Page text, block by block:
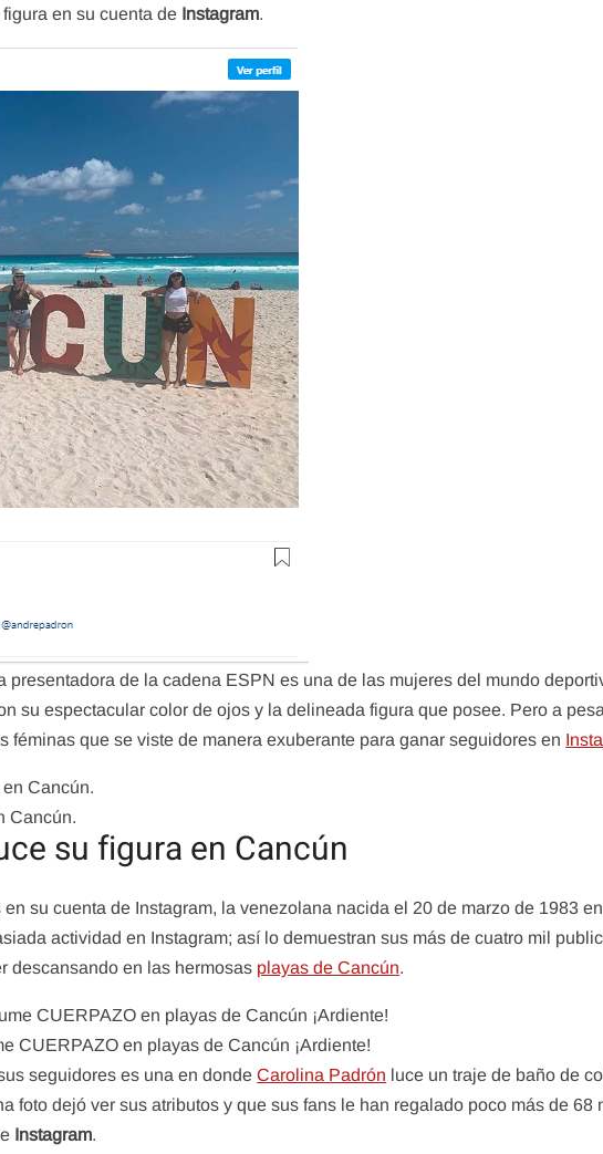
en su cuenta de Instagram.
presentadora de la cadena ESPN es una de las mujeres del mundo
su espectacular color de ojos y la delineada figura que posee. Pero a
féminas que se viste de manera exuberante para ganar seguidores en
Cancún.
su figura en Cancún
su cuenta de Instagram, la venezolana nacida el 20 de marzo de 1983
actividad en Instagram; así lo demuestran sus más de cuatro mil
descansando en las hermosas playas de Cancún.
CUERPAZO en playas de Cancún ¡Ardiente!
seguidores es una en dondeCarolina Padrón luce un traje de baño de
foto dejó ver sus atributos y que sus fans le han regalado poco más de 68
Instagram.